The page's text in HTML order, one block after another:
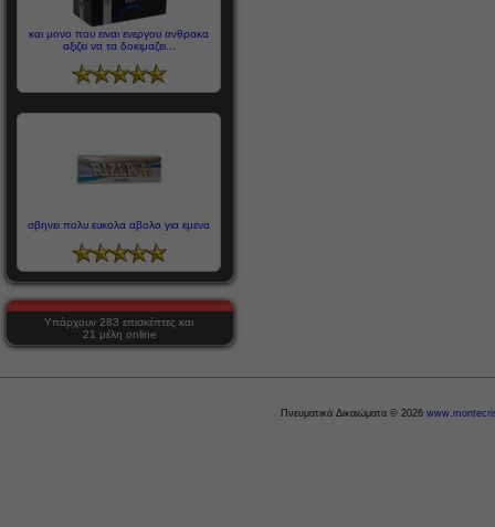
και μονο που ειναι ενεργου ανθρακα
αξιζει να τα δοκιμαζει...
σβηνει πολυ ευκολα αβολο για εμενα
Υπάρχουν 283 επισκέπτες και
21 μέλη online
Πνευματικά Δικαιώματα © 2026